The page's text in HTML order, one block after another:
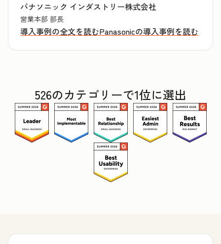
パナソニック インダストリー株式会社
営業本部 部長
導入事例の全文を読むPanasonicの導入事例を読む
526のカテゴリーで1位に選出